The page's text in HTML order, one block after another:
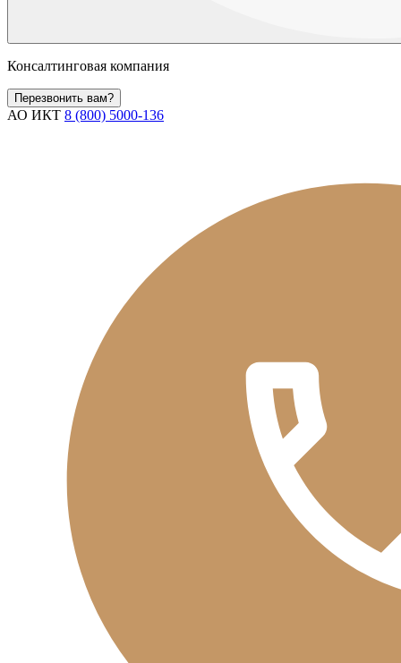
Консалтинговая компания
Перезвонить вам?
АО ИКТ 8 (800) 5000-136